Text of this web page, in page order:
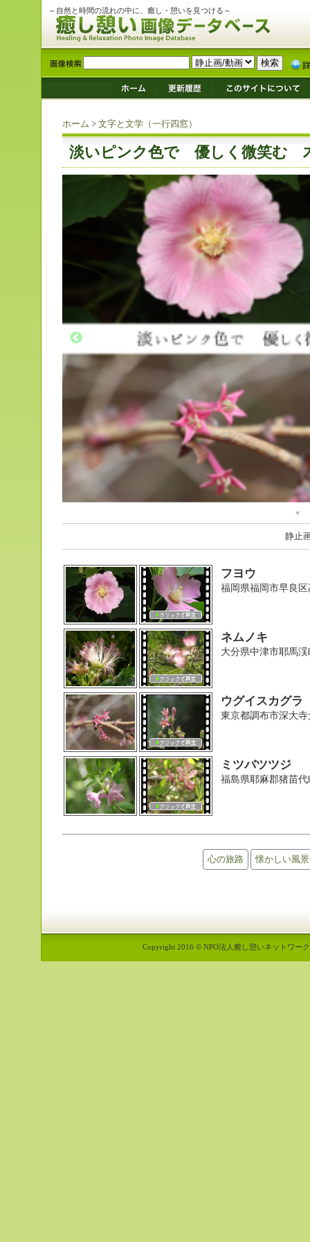
～自然と時間の流れの中に、癒し・憩いを見つける～
ホーム > 文字と文学（一行四窓）
淡いピンク色で 優しく微笑む
静止
フヨウ
福岡県福岡市早良区
ネムノキ
大分県中津市耶馬
ウグイスカグラ
東京都調布市深大
ミツバツツジ
福島県耶麻郡猪苗
心の旅路 懐かしい風景
Copyright 2016 © NPO法人癒し憩いネットワー